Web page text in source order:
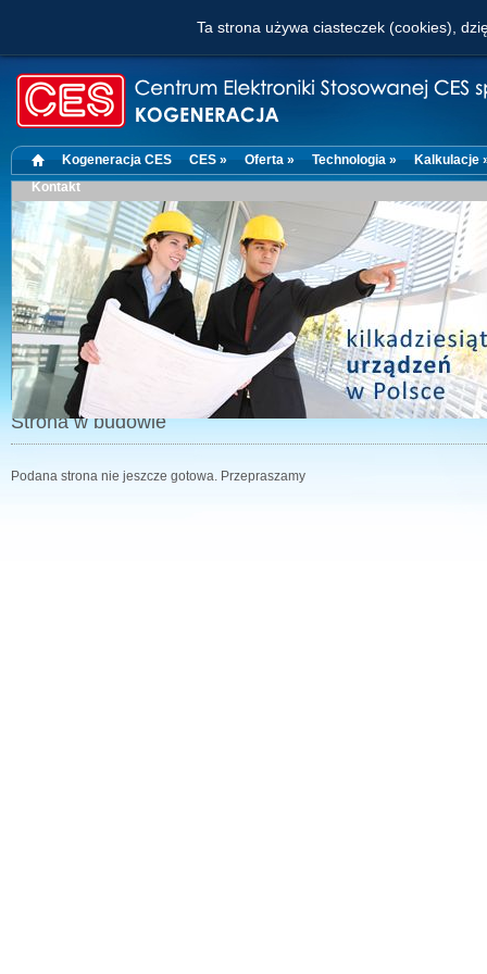
Kogeneracja CES CES » Oferta » Technologia »
Kalkulacje
Kontakt
Strona w budowie
Podana strona nie jeszcze gotowa. Przepraszamy
Ta strona używa ciasteczek (cookies),